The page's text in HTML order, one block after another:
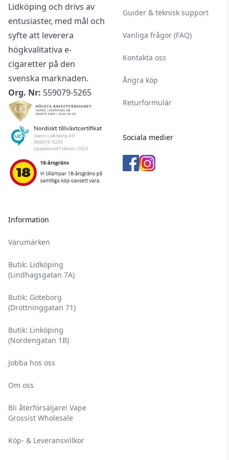
Lidköping och drivs av
entusiaster, med mål och
syfte att leverera
högkvalitativa e-
cigaretter på den
svenska marknaden.
Org. Nr: 559079-5265
Information
Varumärken
Butik: Lidköping
(Lindhagsgatan 7A)
Butik: Göteborg
(Drottninggatan 71)
Butik: Linköping
(Nordengatan 1B)
Jobba hos oss
Om oss
Bli återförsäljare! Vape
Grossist Wholesale
Köp- & Leveransvillkor
Guider & teknisk support
Vanliga frågor (FAQ)
Kontakta oss
Ångra köp
Returformulär
Sociala medier